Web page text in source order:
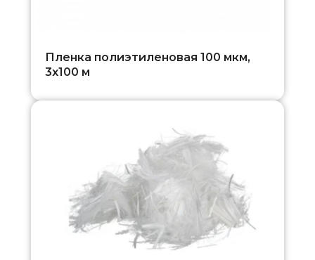
Пленка полиэтиленовая 100 мкм,
3х100 м